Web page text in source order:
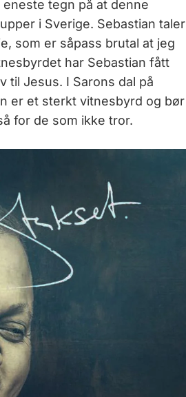
tegn på at denne
i Sverige. Sebastian taler
som er såpass brutal at jeg
har Sebastian fått
til Jesus. I Sarons dal på
er et sterkt vitnesbyrd og bør
for de som ikke tror.